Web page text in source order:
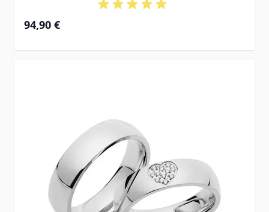
94,90 €